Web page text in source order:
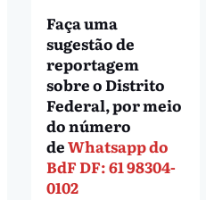
Faça uma
sugestão de
reportagem
sobre o Distrito
Federal, por meio
do número
deWhatsapp do
BdF DF: 61 98304-
0102